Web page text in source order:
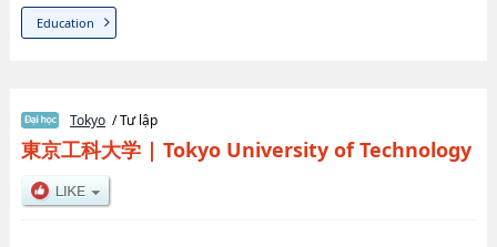
Education
Tokyo / Tư lập
東京工科大学| Tokyo University of Technology